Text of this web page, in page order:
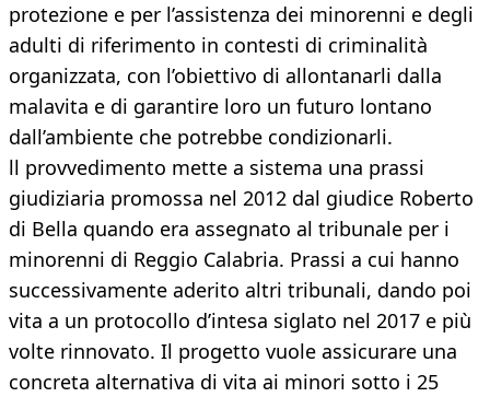
protezione e per l’assistenza dei minorenni e degli
adulti di riferimento in contesti di criminalità
organizzata, con l’obiettivo di allontanarli dalla
malavita e di garantire loro un futuro lontano
dall’ambiente che potrebbe condizionarli.
ll provvedimento mette a sistema una prassi
giudiziaria promossa nel 2012 dal giudice Roberto
di Bella quando era assegnato al tribunale per i
minorenni di Reggio Calabria. Prassi a cui hanno
successivamente aderito altri tribunali, dando poi
vita a un protocollo d’intesa siglato nel 2017 e più
volte rinnovato. Il progetto vuole assicurare una
concreta alternativa di vita ai minori sotto i 25